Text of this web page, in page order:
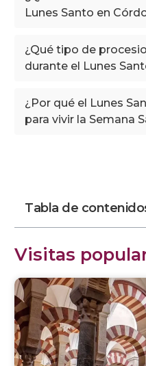
Lunes Santo en
¿Qué tipo de
durante el Lunes
¿Por qué el Lunes
para vivir la Semana
Tabla de
Visitas